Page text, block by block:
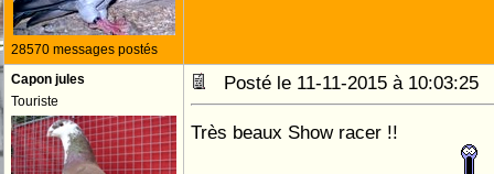
28570 messages postés
Capon jules
Touriste
Posté le 11-11-2015 à 10:03:25
Très beaux Show racer !!